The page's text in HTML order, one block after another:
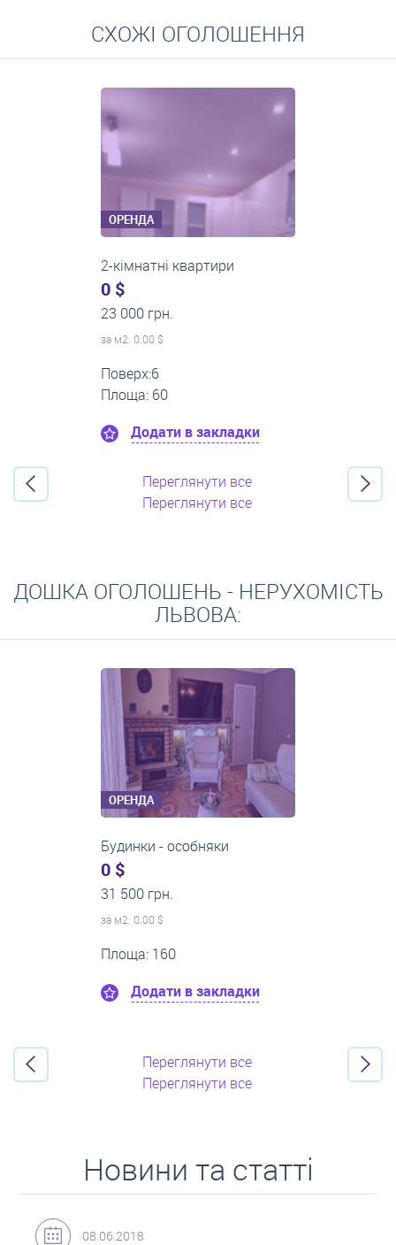
Середні ціни на довготривалу оренду квартир, особняків,
кімнат
СХОЖІ ОГОЛОШЕННЯ
ОРЕНДА
2-кімнатні квартири
0 $
20 000 грн.
за м2: 0.00 $
Поверх:2
Площа: 45
Додати в закладки
Переглянути все
Переглянути все
ДОШКА ОГОЛОШЕНЬ - НЕРУХОМІСТЬ
ЛЬВОВА:
ОРЕНДА
1-кімнатні квартири
0 $
21 500 грн.
за м2: 0.00 $
Поверх:8
Переглянути все
Переглянути все
Новини та статті
31.05.2018